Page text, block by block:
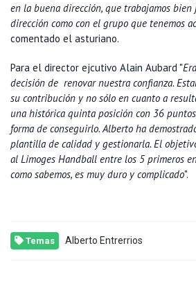
en la buena dirección, que trabajamos
dirección como con el grupo que tenemos
comentado el asturiano.
Para el director ejcutivo Alain Aubard "
decisión de renovar nuestra confianza.
su contribución y no sólo en cuanto a
una histórica quinta posición con 36
forma de conseguirlo. Alberto ha
plantilla de calidad y gestionarla. El
al Limoges Handball entre los 5 primeros
como sabemos, es muy duro y complicado".
Temas Alberto Entrerrios